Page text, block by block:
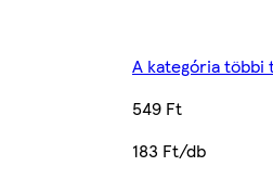
A kategória többi
549 Ft
183 Ft/db